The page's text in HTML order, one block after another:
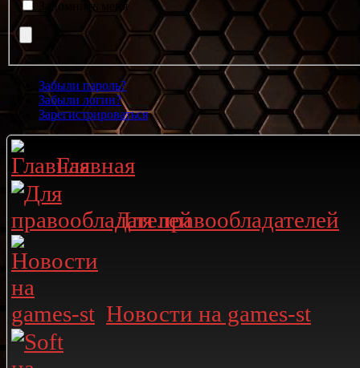
Запомнить меня
Забыли пароль?
Забыли логин?
Зарегистрироваться
Главная
Для правообладателей
Новости на games-st